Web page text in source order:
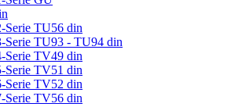
Serie TU56 din
Serie TU93 - TU94 din
Serie TV49 din
Serie TV51 din
Serie TV52 din
Serie TV56 din